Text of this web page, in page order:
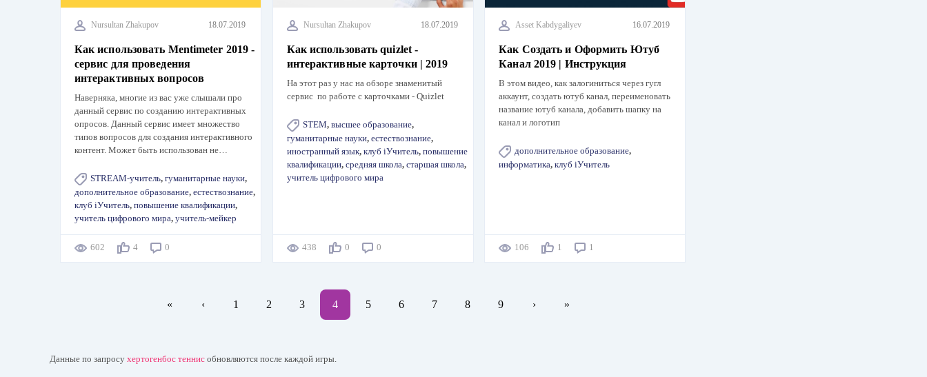
Nursultan Zhakupov 18.07.2019
Как использовать Mentimeter 2019 -
сервис для проведения
интерактивных вопросов
Наверняка, многие из вас уже слышали про
данный сервис по созданию интерактивных
опросов. Данный сервис имеет множество
типов вопросов для создания интерактивного
контент. Может быть использован не…
STREAM-учитель, гуманитарные науки,
дополнительное образование, естествознание,
клуб iУчитель, повышение квалификации,
учитель цифрового мира, учитель-мейкер
602 4 0
Nursultan Zhakupov 18.07.2019
Как использовать quizlet -
интерактивные карточки | 2019
На этот раз у нас на обзоре знаменитый
сервис по работе с карточками - Quizlet
STEM, высшее образование,
гуманитарные науки, естествознание,
иностранный язык, клуб iУчитель, повышение
квалификации, средняя школа, старшая школа,
учитель цифрового мира
438 0 0
Asset Kabdygaliyev 16.07.2019
Как Создать и Оформить Ютуб
Канал 2019 | Инструкция
В этом видео, как залогиниться через гугл
аккаунт, создать ютуб канал, переименовать
название ютуб канала, добавить шапку на
канал и логотип
дополнительное образование,
информатика,клуб iУчитель
106 1 1
Первая
« ←
‹ Page
1 Page
2 Page
3
Текущая
4 Page
5 Page
6 Page
7 Page
8 Page
9
Следующая
›
Последняя
»
Данные по запросу хертогенбос теннис обновляются после каждой игры.